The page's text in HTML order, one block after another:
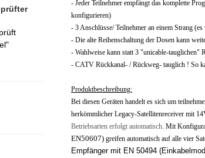
- Jeder Teilnehmer empfängt das komplette
konfigurieren)
- 3 Anschlüsse/ Teilnehmer an einem Strang
- Die alte Reihenschaltung der Dosen kann
- Wahlweise kann statt 3 "unicable-tauglichen"
- CATV Rückkanal- / Rückweg- tauglich ! So
Produktbeschreibung:
Bei diesen Geräten handelt es sich um
herkömmlicher Legacy-Satellitenreceiver mit
Betriebsarten erfolgt automatisch. Mit
EN50607) greifen automatisch auf alle vier
Empfänger mit EN 50494